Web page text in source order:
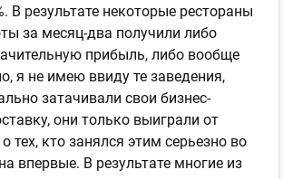
В результате некоторые рестораны
за месяц-два получили либо
прибыль, либо вообще
я не имею ввиду те заведения,
затачивали свои бизнес-
они только выиграли от
тех, кто занялся этим серьезно во
впервые. В результате многие из